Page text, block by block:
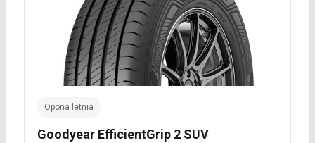
Opona letnia
Goodyear EfficientGrip 2 SUV